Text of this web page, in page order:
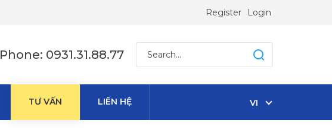
Register Login
Phone: 0931.31.88.77
TƯ VẤN LIÊN HỆ VI